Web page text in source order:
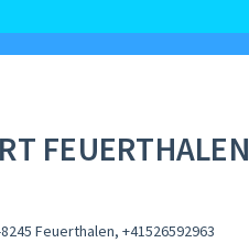
FEUERTHALEN
Feuerthalen, +41526592963